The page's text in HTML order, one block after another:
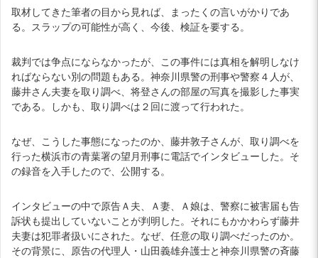
取材してきた筆者の目から見れば、まったくの言いがかりであ
る。スラップの可能性が高く、今後、検証を要する。
裁判では争点にならなかったが、この事件には真相を解明しなけ
ればならない別の問題もある。神奈川県警の刑事や警察４人が、
藤井さん夫妻を取り調べ、将登さんの部屋の写真を撮影した事実
である。しかも、取り調べは２回に渡って行われた。
なぜ、こうした事態になったのか、藤井敦子さんが、取り調べを
行った横浜市の青葉署の望月刑事に電話でインタビューした。そ
の録音を入手したので、公開する。
インタビューの中で原告Ａ夫、Ａ妻、Ａ娘は、警察に被害届も告
訴状も提出していないことが判明した。それにもかかわらず藤井
夫妻は犯罪者扱いにされた。なぜ、任意の取り調べだったのか。
その背景に、原告の代理人・山田義雄弁護士と神奈川県警の斉藤